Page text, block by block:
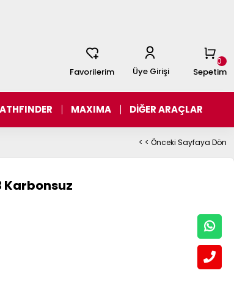
Sepetim
0
Favorilerim
Üye Girişi
MAXIMA DİĞER ARAÇLAR
< < Önceki Sayfaya Dön
Karbonsuz